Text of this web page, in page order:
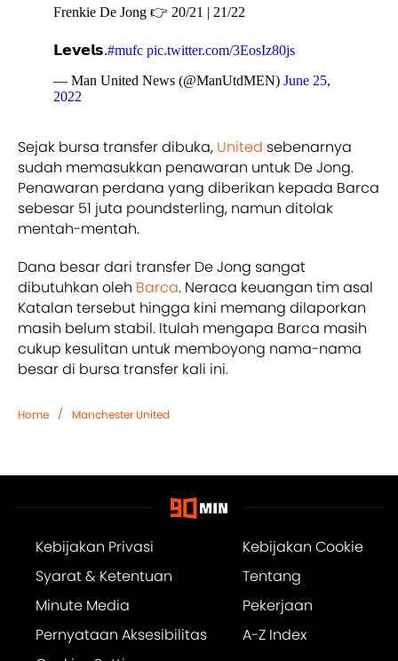
Frenkie De Jong 👉 20/21 | 21/22
𝗟𝗲𝘃𝗲𝗹𝘀.#mufc pic.twitter.com/3EosIz80js
— Man United News (@ManUtdMEN) June 25,
2022
Sejak bursa transfer dibuka, United sebenarnya
sudah memasukkan penawaran untuk De Jong.
Penawaran perdana yang diberikan kepada Barca
sebesar 51 juta poundsterling, namun ditolak
mentah-mentah.
Dana besar dari transfer De Jong sangat
dibutuhkan oleh Barca. Neraca keuangan tim asal
Katalan tersebut hingga kini memang dilaporkan
masih belum stabil. Itulah mengapa Barca masih
cukup kesulitan untuk memboyong nama-nama
besar di bursa transfer kali ini.
Home / Manchester United
Kebijakan Privasi
Kebijakan Cookie
Syarat & Ketentuan
Tentang
Minute Media
Pekerjaan
Pernyataan Aksesibilitas
A-Z Index